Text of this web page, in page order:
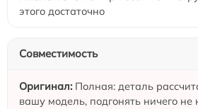
этого достаточно
Совместимость
Полная: деталь
вашу модель, подгонять ничего не